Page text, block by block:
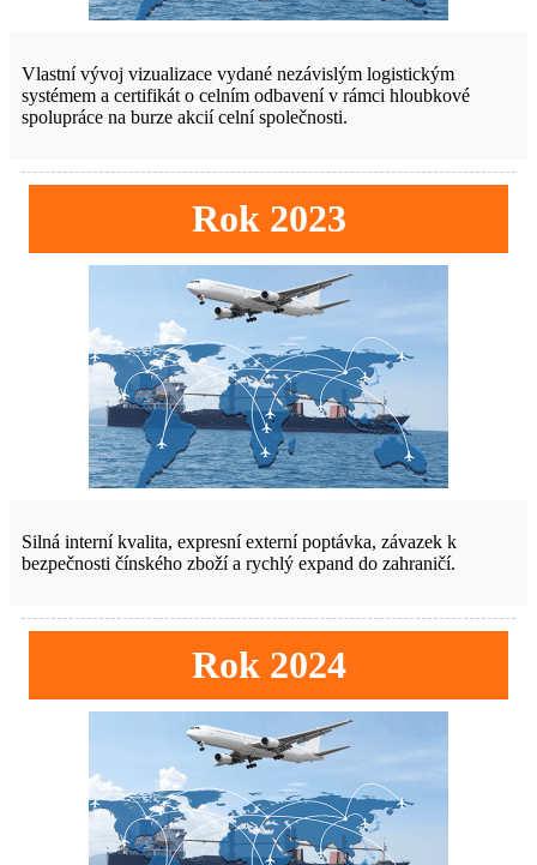
Vlastní vývoj vizualizace vydané nezávislým logistickým
systémem a certifikát o celním odbavení v rámci hloubkové
spolupráce na burze akcií celní společnosti.
Rok 2023
Silná interní kvalita, expresní externí poptávka, závazek k
bezpečnosti čínského zboží a rychlý expand do zahraničí.
Rok 2024